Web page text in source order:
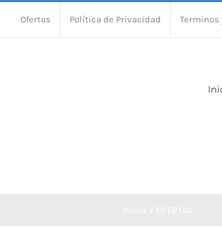
Ofertas Política de Privacidad Terminos